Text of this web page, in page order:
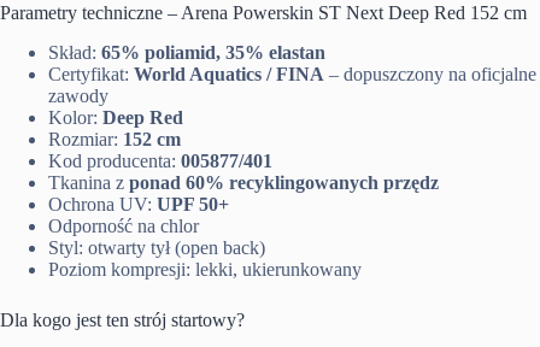
Parametry techniczne – Arena Powerskin ST Next Deep Red 152 cm
Skład: 65% poliamid, 35% elastan
Certyfikat: World Aquatics / FINA – dopuszczony na oficjalne
zawody
Kolor: Deep Red
Rozmiar: 152 cm
Kod producenta: 005877/401
Tkanina z ponad 60% recyklingowanych przędz
Ochrona UV: UPF 50+
Odporność na chlor
Styl: otwarty tył (open back)
Poziom kompresji: lekki, ukierunkowany
Dla kogo jest ten strój startowy?